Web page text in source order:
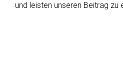
und leisten unseren Beitrag